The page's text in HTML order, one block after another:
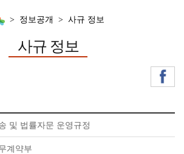
정보공개 사규 정보
사규 정보
및 법률자문 운영규정
계약부